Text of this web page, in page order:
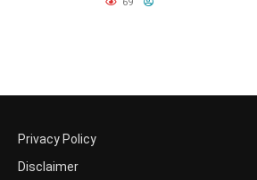
Privacy Policy
Disclaimer